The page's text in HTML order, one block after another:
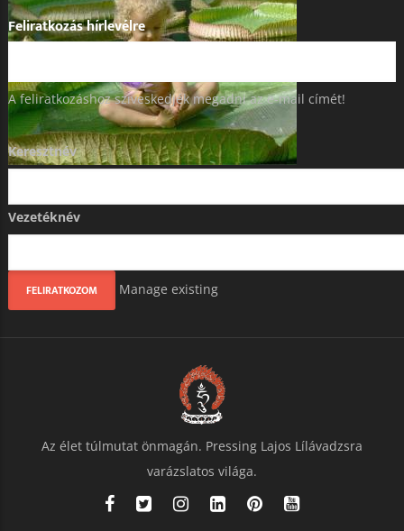
Feliratkozás hírlevélre
A feliratkozáshoz szíveskedjék megadni az e-mail címét!
Keresztnév
Vezetéknév
Manage existing
Az élet túlmutat önmagán. Pressing Lajos Lílávadzsra
varázslatos világa.